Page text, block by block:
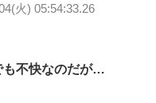
火) 05:54:33.26
も不快なのだが…